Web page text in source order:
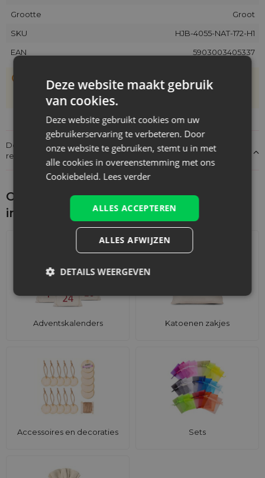
Grootte
Groot
SKU
HJB-4055-NAT-172-H1
EAN
5903003405337
werkelijke grootte afwijken van de opgegeven maat met
+/- 1 cm
Details over de conformiteit van het product met de
regelgeving: Productverantwoordelijkheid
Ontdek wat je nog meer zou kunnen
interesseren
Adventskalenders Katoenen zakjes
Accessoires en decoraties Sets
Deze website maakt gebruik
van cookies.
Deze website gebruikt cookies om uw
gebruikerservaring te verbeteren. Door
onze website te gebruiken, stemt u in met
alle cookies in overeenstemming met ons
Cookiebeleid. Lees verder
ALLES ACCEPTEREN
ALLES AFWIJZEN
DETAILS WEERGEVEN